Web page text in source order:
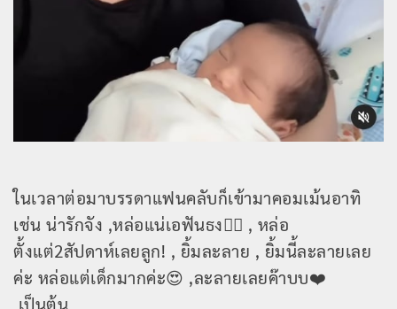
ในเวลาต่อมาบรรดาแฟนคลับก็เข้ามาคอมเม้นอาทิ
เช่น น่ารักจัง ,หล่อแน่เอฟันธง👍🏻 , หล่อ
ตั้งแต่2สัปดาห์เลยลูก! , ยิ้มละลาย , ยิ้มนี้ละลายเลย
ค่ะ หล่อแต่เด็กมากค่ะ😍 ,ละลายเลยค๊าบบ❤️
เป็นต้น